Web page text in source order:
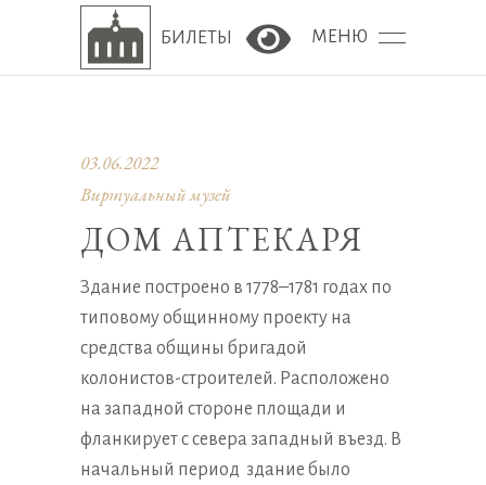
БИЛЕТЫ Версия сайта для
МЕНЮ
03.06.2022
Виртуальный музей
ДОМ АПТЕКАРЯ
Здание построено в 1778–1781 годах по
типовому общинному проекту на
средства общины бригадой
колонистов-строителей. Расположено
на западной стороне площади и
фланкирует с севера западный въезд. В
начальный период здание было